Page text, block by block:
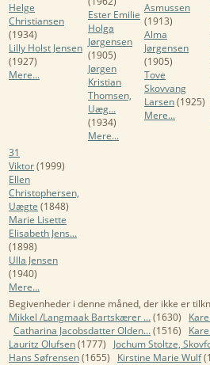
Helge
Christiansen
(1934)
Lilly Holst Jensen
(1927)
Mere...
Ester Emilie
Holga
Jørgensen
(1905)
Jørgen
Kristian
Thomsen,
Uæg...
(1934)
Mere...
Asmussen
(1913)
Alma
Jørgensen
(1905)
Tove
Skovvang
Larsen(1925)
Mere...
31
Viktor(1999)
Ellen
Christophersen,
Uægte (1848)
Marie Lisette
Elisabeth Jens...
(1898)
Ulla Jensen
(1940)
Mere...
Begivenheder i denne måned, der ikke er
Mikkel /Langmaak Bartskærer ...(1630)
Catharina Jacobsdatter Olden...(1516)
Lauritz Olufsen(1777) Jochum Stoltze,
Hans Søfrensen(1655) Kirstine Marie Wulf